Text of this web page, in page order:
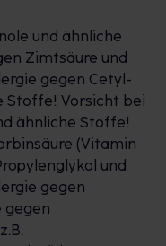
Zäpfchen
gründlich
Feuchtigkeit
Sie die
dünn mit Salbe,
Fingerling
auf. Diese
und ähnliche
Zimtsäure und
gegen Cetyl-
Stoffe! Vorsicht bei
ähnliche Stoffe!
(Vitamin
und
gegen
gegen